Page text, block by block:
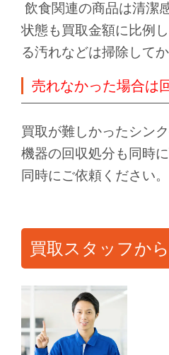
飲食関連の商品は清潔
状態も買取金額に比例
る汚れなどは掃除して
売れなかった場合は
買取が難しかったシン
機器の回収処分も同時
同時にご依頼ください。
買取スタッフか